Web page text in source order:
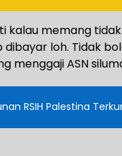
kalau memang
loh. Tidak
menggaji ASN
RSIH Palestina